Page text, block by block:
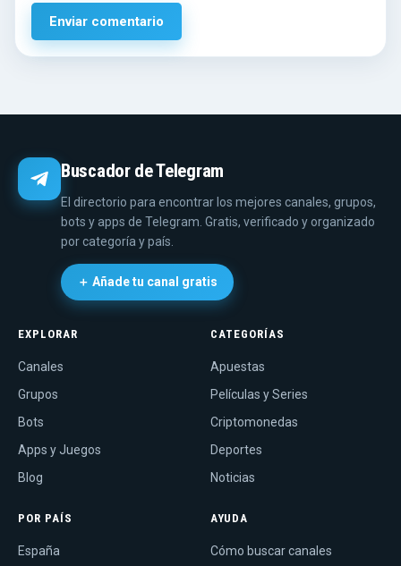
Buscador de Telegram
El directorio para encontrar los mejores canales, grupos,
bots y apps de Telegram. Gratis, verificado y organizado
por categoría y país.
＋ Añade tu canal gratis
EXPLORAR
Canales
Grupos
Bots
Apps y Juegos
Blog
CATEGORÍAS
Apuestas
Películas y Series
Criptomonedas
Deportes
Noticias
POR PAÍS
España
AYUDA
Cómo buscar canales